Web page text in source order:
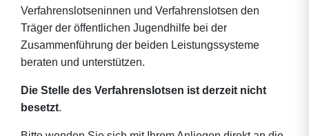
Verfahrenslotseninnen und Verfahrenslotsen den
Träger der öffentlichen Jugendhilfe bei der
Zusammenführung der beiden Leistungssysteme
beraten und unterstützen.
Die Stelle des Verfahrenslotsen ist derzeit nicht
besetzt.